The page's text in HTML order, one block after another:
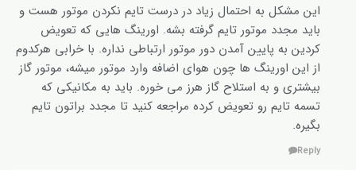
این مشکل به احتمال زیاد در درست تایم نکردن موتور هست و
باید مجدد موتور تایم گرفته بشه. اورینگ هایی که تعویض
کردین به پایین آمدن دور موتور ارتباطی نداره. با خرابی هرکدوم
از این اورینگ ها چون هوای اضافه وارد موتور میشه، موتور گاز
بیشتری و به استلاح گاز هرز می خوره. باید به مکانیکی که
تسمه تایم رو تعویض کرده مراجعه کنید تا مجدد براتون تایم
بگیره.
Reply